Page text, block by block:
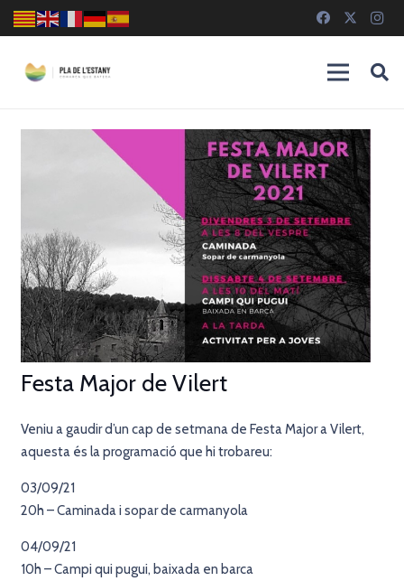
Festa Major de Vilert
Veniu a gaudir d’un cap de setmana de Festa Major a Vilert,
aquesta és la programació que hi trobareu:
03/09/21
20h – Caminada i sopar de carmanyola
04/09/21
10h – Campi qui pugui, baixada en barca